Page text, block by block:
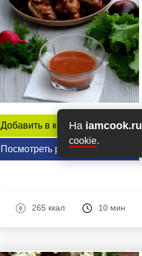
На iamcook.ru
cookie.
Добавить в книгу рецептов
Посмотреть рецепт
265 ккал 10 мин